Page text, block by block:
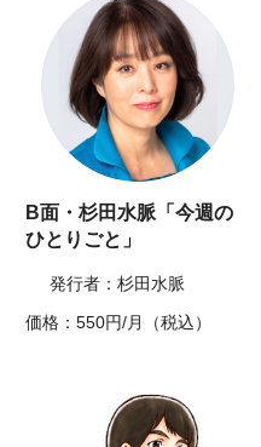
B面・杉田水脈「今週の
ひとりごと」
発行者：杉田水脈
価格：550円/月（税込）